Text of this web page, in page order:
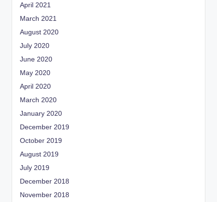
April 2021
March 2021
August 2020
July 2020
June 2020
May 2020
April 2020
March 2020
January 2020
December 2019
October 2019
August 2019
July 2019
December 2018
November 2018